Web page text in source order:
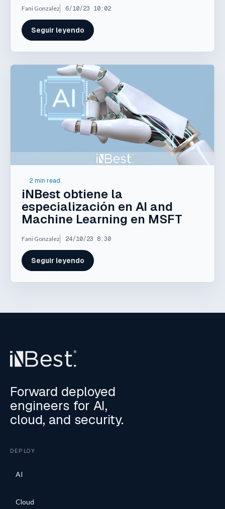
Fani Gonzalez 6/10/23 10:02
Seguir leyendo
2 min read.
iNBest obtiene la
especialización en AI and
Machine Learning en MSFT
Fani Gonzalez 24/10/23 8:30
Seguir leyendo
Forward deployed
engineers for AI,
cloud, and security.
DEPLOY
AI
Cloud